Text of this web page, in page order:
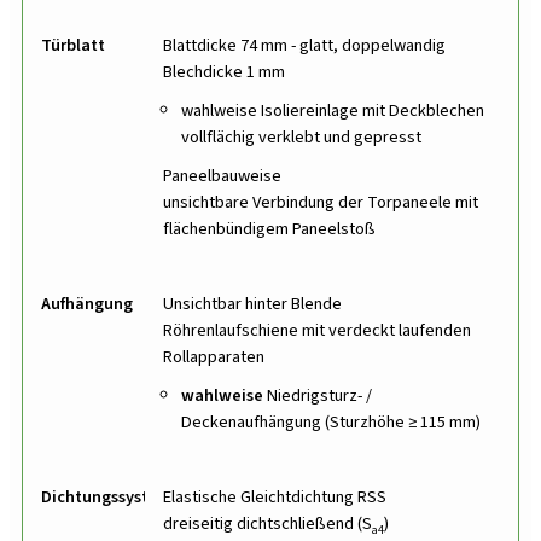
Türblatt
Blattdicke 74 mm - glatt, doppelwandig
Blechdicke 1 mm
wahlweise Isoliereinlage mit Deckblechen
vollflächig verklebt und gepresst
Paneelbauweise
unsichtbare Verbindung der Torpaneele mit
flächenbündigem Paneelstoß
Aufhängung
Unsichtbar hinter Blende
Röhrenlaufschiene mit verdeckt laufenden
Rollapparaten
wahlweiseNiedrigsturz- /
Deckenaufhängung (Sturzhöhe ≥ 115 mm)
DichtungssystemElastische Gleichtdichtung RSS
dreiseitig dichtschließend (Sa4)